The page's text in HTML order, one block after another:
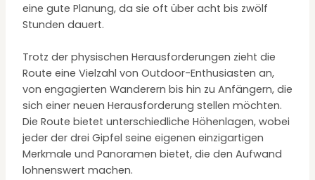
eine gute Planung, da sie oft über acht bis zwölf
Stunden dauert.
Trotz der physischen Herausforderungen zieht die
Route eine Vielzahl von Outdoor-Enthusiasten an,
von engagierten Wanderern bis hin zu Anfängern, die
sich einer neuen Herausforderung stellen möchten.
Die Route bietet unterschiedliche Höhenlagen, wobei
jeder der drei Gipfel seine eigenen einzigartigen
Merkmale und Panoramen bietet, die den Aufwand
lohnenswert machen.